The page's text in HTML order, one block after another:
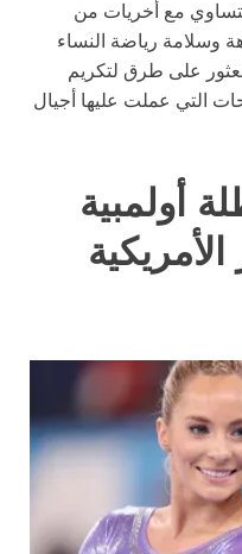
مع أخريات من
وسلامة رياضة النساء
على طرق لتكريم
التي عملت عليها أجيال
أولمبية